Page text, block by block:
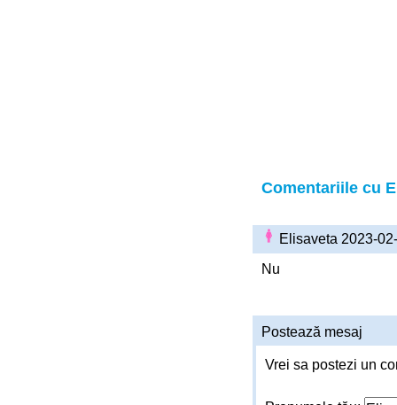
Comentariile cu
Elisaveta 2023-
Nu
Postează mesaj
Vrei sa postezi un